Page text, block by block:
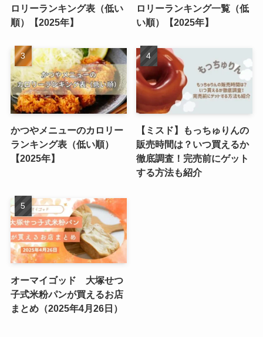
ロリーランキング表（低い
順）【2025年】
ロリーランキング一覧（低
い順）【2025年】
かつやメニューのカロリー
ランキング表（低い順）
【2025年】
【ミスド】もっちゅりんの
販売時間は？いつ買えるか
徹底調査！完売前にゲット
する方法も紹介
オーマイゴッド 大塚せつ
子式米粉パンが買えるお店
まとめ（2025年4月26日）